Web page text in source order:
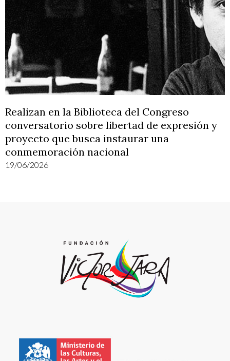
Realizan en la Biblioteca del Congreso
conversatorio sobre libertad de expresión y
proyecto que busca instaurar una
conmemoración nacional
19/06/2026